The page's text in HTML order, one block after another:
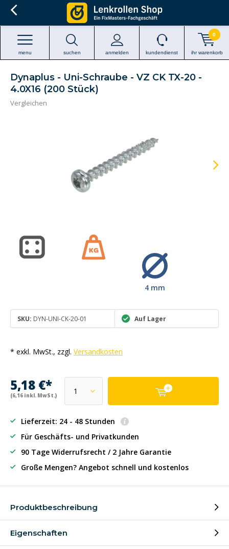
suchen anmelden
menu kundendienst ihr warenkorb
0
Dynaplus - Uni-Schraube - VZ CK TX-20 -
4.0X16 (200 Stück)
Vergleichen
4 mm
SKU: DYN-UNI-CK-20-01 Auf Lager
* exkl. MwSt., zzgl. Versandkosten
5,18 €*
(6,16 inkl. MwSt.)
Lieferzeit: 24 - 48 Stunden
Für Geschäfts- und Privatkunden
90 Tage Widerrufsrecht / 2 Jahre Garantie
Große Mengen? Angebot schnell und kostenlos
Produktbeschreibung
Eigenschaften